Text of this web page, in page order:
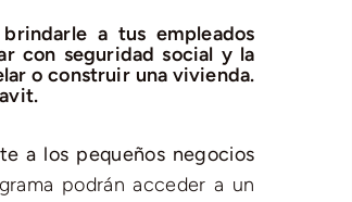
a tus empleados
con seguridad social y la
o construir una vivienda.
a los pequeños negocios
podrán acceder a un